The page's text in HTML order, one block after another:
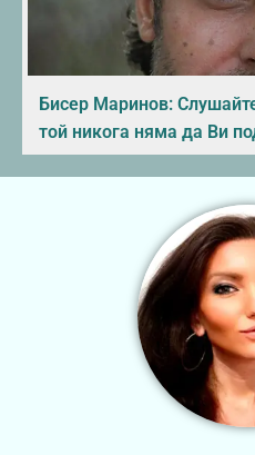
Бисер Маринов:
той никога няма да Ви